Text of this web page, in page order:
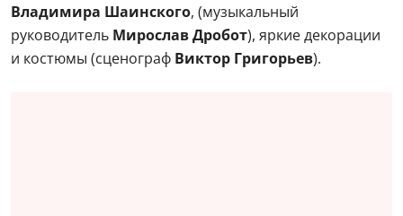
Владимира Шаинского, (музыкальный
руководитель Мирослав Дробот), яркие декорации
и костюмы (сценограф Виктор Григорьев).